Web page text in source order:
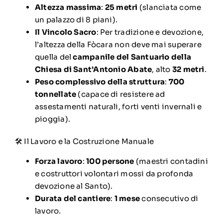
Altezza massima: 25 metri (slanciata come
un palazzo di 8 piani).
Il Vincolo Sacro: Per tradizione e devozione,
l’altezza della Fòcara non deve mai superare
quella delcampanile del Santuario della
Chiesa di Sant’Antonio Abate, alto 32 metri.
Peso complessivo della struttura: 700
tonnellate (capace di resistere ad
assestamenti naturali, forti venti invernali e
pioggia).
🛠️ Il Lavoro e la Costruzione Manuale
Forza lavoro:100 persone (maestri contadini
e costruttori volontari mossi da profonda
devozione al Santo).
Durata del cantiere: 1 meseconsecutivo di
lavoro.